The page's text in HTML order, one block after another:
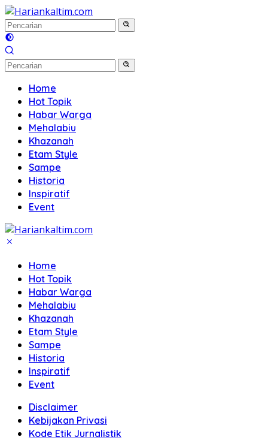
Langsung
ke
konten
Home
Hot Topik
Habar Warga
Mehalabiu
Khazanah
Etam Style
Sampe
Historia
Inspiratif
Event
Home
Hot Topik
Habar Warga
Mehalabiu
Khazanah
Etam Style
Sampe
Historia
Inspiratif
Event
Disclaimer
Kebijakan Privasi
Kode Etik Jurnalistik